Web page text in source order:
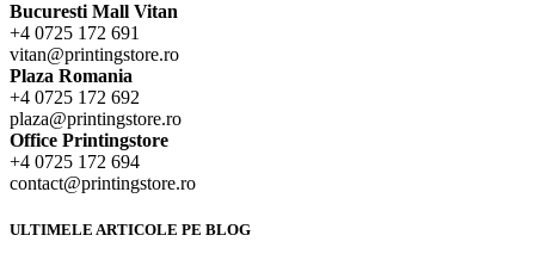
Bucuresti Mall Vitan
+4 0725 172 691
vitan@printingstore.ro
Plaza Romania
+4 0725 172 692
plaza@printingstore.ro
Office Printingstore
+4 0725 172 694
contact@printingstore.ro
ULTIMELE ARTICOLE PE BLOG